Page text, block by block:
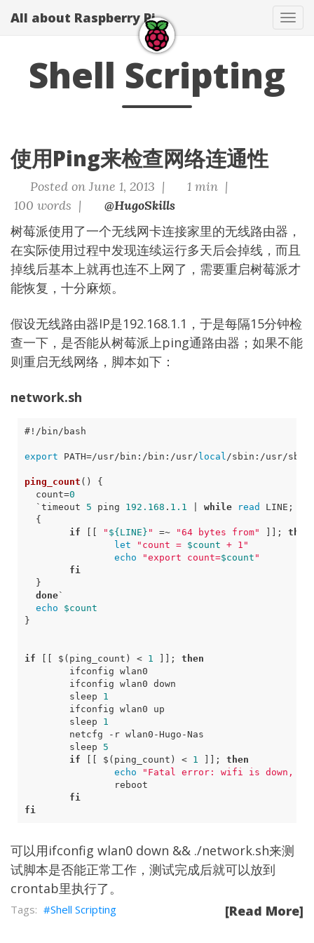
All about Raspberry Pi
Shell Scripting
使用Ping来检查网络连通性
Posted on June 1, 2013 |
1 min |
100 words |
@HugoSkills
树莓派使用了一个无线网卡连接家里的无线路由器，
在实际使用过程中发现连续运行多天后会掉线，而且
掉线后基本上就再也连不上网了，需要重启树莓派才
能恢复，十分麻烦。
假设无线路由器IP是192.168.1.1，于是每隔15分钟检
查一下，是否能从树莓派上ping通路由器；如果不能
则重启无线网络，脚本如下：
network.sh
export PATH=/usr/bin:/bin:/usr/local
ping_count ()
{
count=0
` timeout 5 ping 192.168 . 1.1 while read LINE ;
{
if
[[ " ${LINE} " =~ "64 bytes from" ]] ;
then
let
"count = $count + 1"
echo
"export count=$count "
fi
}
done`
echo
$count
}
if [[ $( ping_count ) < 1 ]] ;
then
        sleep
1
        sleep
1
        sleep
5
if
[[ $( ping_count ) < 1 ]] ;
then
echo
"Fatal error: wifi is down,
fi
fi
可以用ifconfig wlan0 down && ./network.sh来测
试脚本是否能正常工作，测试完成后就可以放到
crontab里执行了。
[Read More]
Shell Scripting